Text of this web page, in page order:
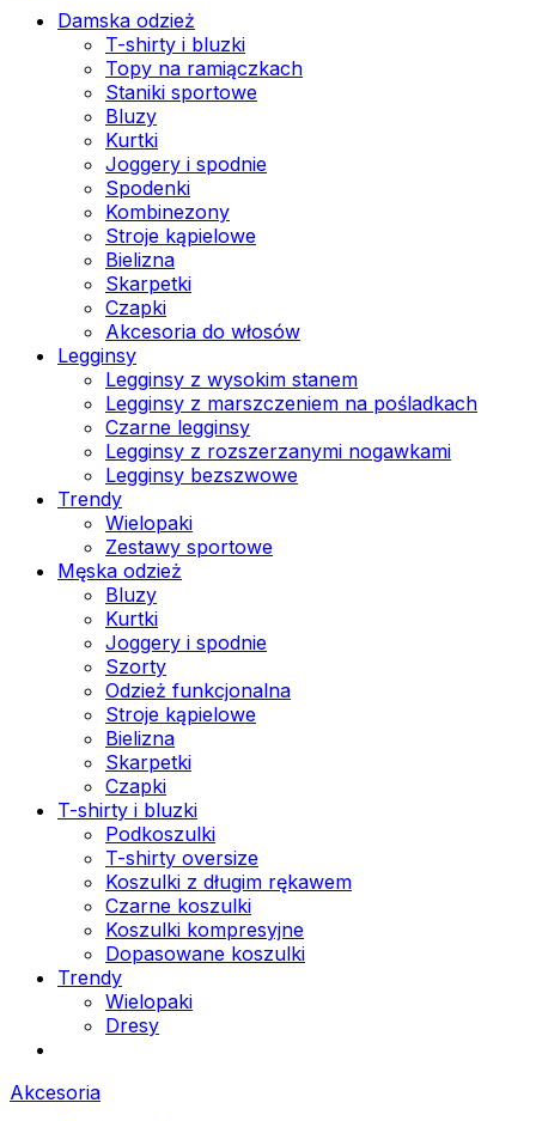
Damska odzież
T-shirty i bluzki
Topy na ramiączkach
Staniki sportowe
Bluzy
Kurtki
Joggery i spodnie
Spodenki
Kombinezony
Stroje kąpielowe
Bielizna
Skarpetki
Czapki
Akcesoria do włosów
Legginsy
Legginsy z wysokim stanem
Legginsy z marszczeniem na pośladkach
Czarne legginsy
Legginsy z rozszerzanymi nogawkami
Legginsy bezszwowe
Trendy
Wielopaki
Zestawy sportowe
Męska odzież
Bluzy
Kurtki
Joggery i spodnie
Szorty
Odzież funkcjonalna
Stroje kąpielowe
Bielizna
Skarpetki
Czapki
T-shirty i bluzki
Podkoszulki
T-shirty oversize
Koszulki z długim rękawem
Czarne koszulki
Koszulki kompresyjne
Dopasowane koszulki
Trendy
Wielopaki
Dresy
Akcesoria